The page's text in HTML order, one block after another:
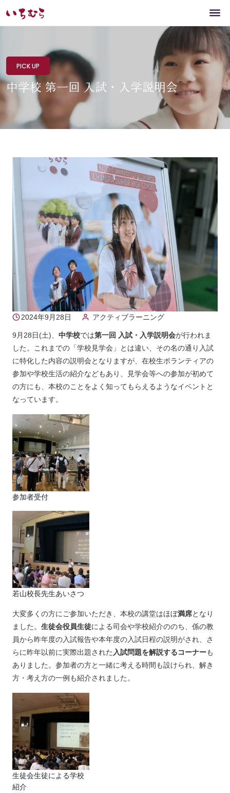
PICK UP
中学校 第一回 入試・入学説明会
2024年9月28日 アクティブラーニング
9月28日(土)、 中学校では第一回 入試・入学説明会が行われま
した。これまでの「学校見学会」とは違い、その名の通り入試
に特化した内容の説明会となりますが、在校生ボランティアの
参加や学校生活の紹介などもあり、見学会等への参加が初めて
の方にも、本校のことをよく知ってもらえるようなイベントと
なっています。
参加者受付
若山校長先生あいさつ
大変多くの方にご参加いただき、本校の講堂はほぼ満席となり
ました。 生徒会役員生徒による司会や学校紹介ののち、係の教
員から昨年度の入試報告や本年度の入試日程の説明がされ、さ
らに昨年以前に実際出題された入試問題を解説するコーナーも
ありました。参加者の方と一緒に考える時間も設けられ、解き
方・考え方の一例も紹介されました。
生徒会生徒による学校
紹介